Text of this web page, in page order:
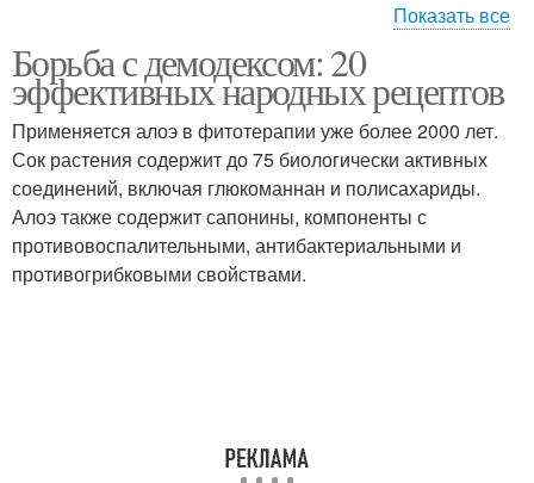
Средства для умывания Средства от демодекса
Показать все
Борьба с демодексом: 20
эффективных народных рецептов
Применяется алоэ в фитотерапии уже более 2000 лет.
Сок растения содержит до 75 биологически активных
соединений, включая глюкоманнан и полисахариды.
Алоэ также содержит сапонины, компоненты с
противовоспалительными, антибактериальными и
противогрибковыми свойствами.